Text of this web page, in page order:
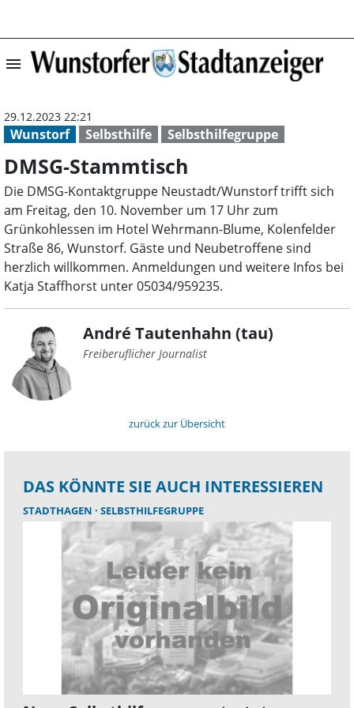
menu DMSG-
Wunstorf Selbsthilfe Selbsthilfegruppe
29.12.2023 22:21
DMSG-Stammtisch
Die DMSG-Kontaktgruppe Neustadt/Wunstorf trifft sich
am Freitag, den 10. November um 17 Uhr zum
Grünkohlessen im Hotel Wehrmann-Blume, Kolenfelder
Straße 86, Wunstorf. Gäste und Neubetroffene sind
herzlich willkommen. Anmeldungen und weitere Infos bei
Katja Staffhorst unter 05034/959235.
André Tautenhahn (tau)
Freiberuflicher Journalist
zurück zur Übersicht
DAS KÖNNTE SIE AUCH INTERESSIEREN
STADTHAGEN SELBSTHILFEGRUPPE